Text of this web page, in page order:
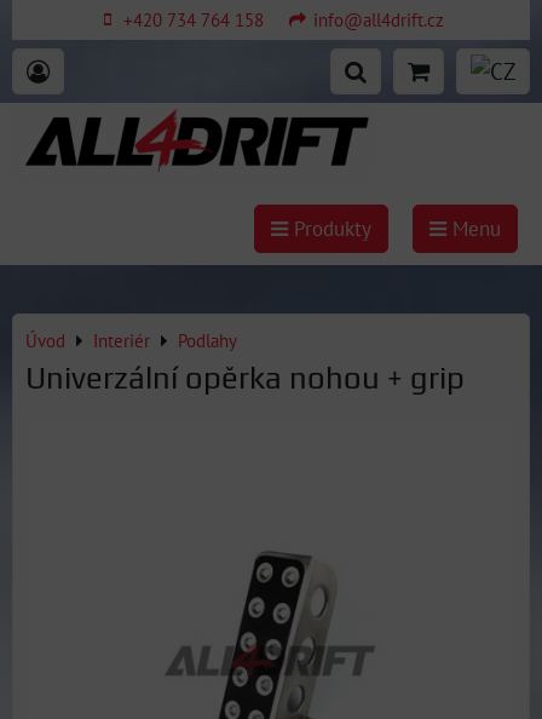
+420 734 764 158 info@all4drift.cz
Produkty Menu
Úvod Interiér Podlahy
Univerzální opěrka nohou + grip